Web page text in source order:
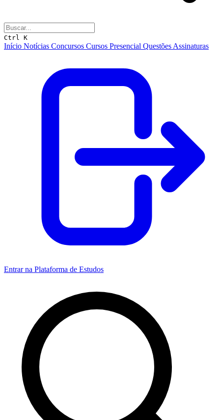
Ctrl K
Início Notícias Concursos Cursos Presencial Questões Assinaturas
Entrar na Plataforma de Estudos